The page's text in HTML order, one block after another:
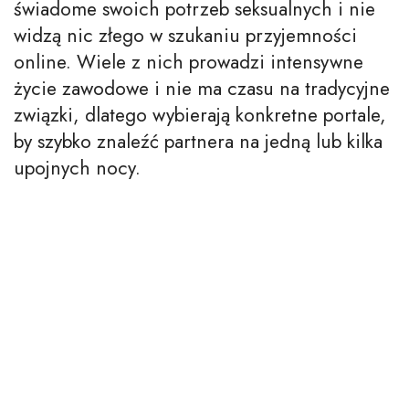
świadome swoich potrzeb seksualnych i nie
widzą nic złego w szukaniu przyjemności
online. Wiele z nich prowadzi intensywne
życie zawodowe i nie ma czasu na tradycyjne
związki, dlatego wybierają konkretne portale,
by szybko znaleźć partnera na jedną lub kilka
upojnych nocy.